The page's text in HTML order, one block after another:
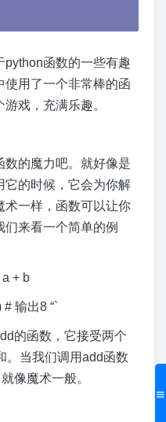
python函数的一些有趣
使用了一个非常棒的函
戏，充满乐趣。
数的魔力吧。就好像是
它的时候，它会为你解
术一样，函数可以让你
来看一个简单的例
a + b
输出8 “`
的函数，它接受两个
。当我们调用add函数
像魔术一般。